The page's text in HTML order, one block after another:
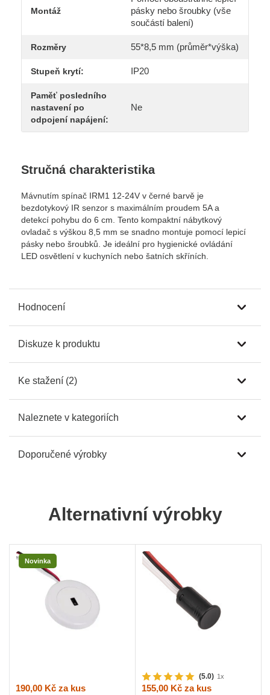
Montáž
pásky nebo šroubky (vše
součástí balení)
Rozměry 55*8,5 mm (průměr*výška)
Stupeň krytí: IP20
Paměť posledního
nastavení po
odpojení napájení:
Ne
Stručná charakteristika
Mávnutím spínač IRM1 12-24V v černé barvě je
bezdotykový IR senzor s maximálním proudem 5A a
detekcí pohybu do 6 cm. Tento kompaktní nábytkový
ovladač s výškou 8,5 mm se snadno montuje pomocí lepicí
pásky nebo šroubků. Je ideální pro hygienické ovládání
LED osvětlení v kuchyních nebo šatních skříních.
Hodnocení
Diskuze k produktu
Ke stažení (2)
Naleznete v kategoriích
Doporučené výrobky
Alternativní výrobky
Novinka
190,00 Kč za kus
(5.0) 1x
155,00 Kč za kus